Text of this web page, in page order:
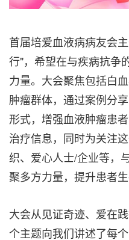
首届培爱血液病病友会
行"，希望在与疾病抗争
力量。大会聚焦包括白
肿瘤群体，通过案例分
形式，增强血液肿瘤患
治疗信息，同时为关注
织、爱心人士/企业等，
聚多方力量，提升患者生
大会从见证奇迹、爱在
个主题向我们讲述了每